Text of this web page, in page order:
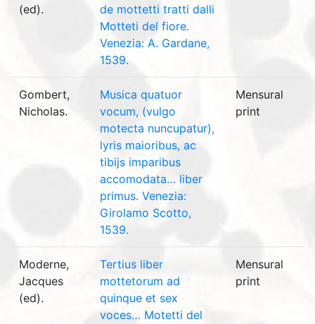
(ed).
de mottetti tratti dalli
Motteti del fiore.
Venezia: A. Gardane,
1539.
Gombert,
Nicholas.
Musica quatuor
vocum, (vulgo
motecta nuncupatur),
lyris maioribus, ac
tibijs imparibus
accomodata… liber
primus. Venezia:
Girolamo Scotto,
1539.
Mensural
print
Moderne,
Jacques
(ed).
Tertius liber
mottetorum ad
quinque et sex
voces… Motetti del
Mensural
print